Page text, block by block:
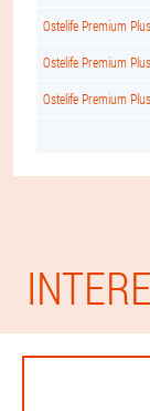
Ostelife Premium
Ostelife Premium
Ostelife Premium